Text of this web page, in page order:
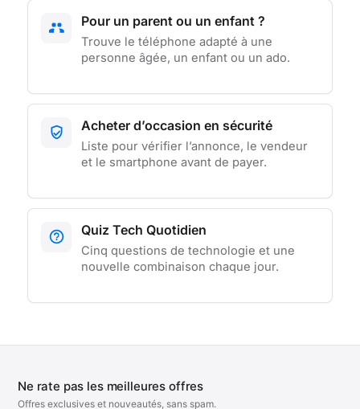
Pour un parent ou un enfant ?
Trouve le téléphone adapté à une
personne âgée, un enfant ou un ado.
Acheter d’occasion en sécurité
Liste pour vérifier l’annonce, le vendeur
et le smartphone avant de payer.
Quiz Tech Quotidien
Cinq questions de technologie et une
nouvelle combinaison chaque jour.
Ne rate pas les meilleures offres
Offres exclusives et nouveautés, sans spam.